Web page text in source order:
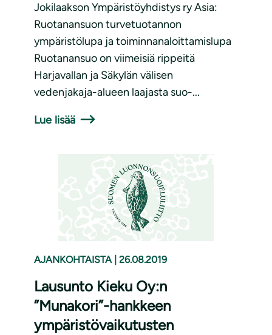
Jokilaakson Ympäristöyhdistys ry Asia:
Ruotanansuon turvetuotannon
ympäristölupa ja toiminnanaloittamislupa
Ruotanansuo on viimeisiä rippeitä
Harjavallan ja Säkylän välisen
vedenjakaja-alueen laajasta suo-...
Lue lisää
AJANKOHTAISTA 26.08.2019
Lausunto Kieku Oy:n
”Munakori”-hankkeen
ympäristövaikutusten